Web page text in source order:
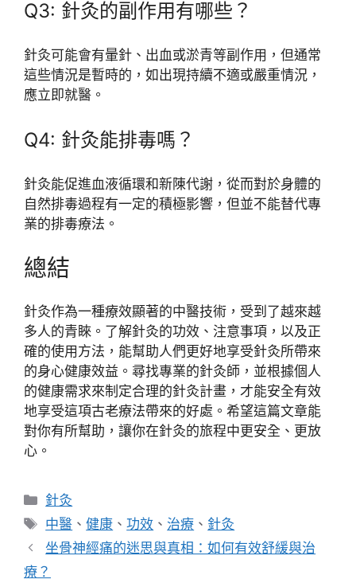
Q3: 針灸的副作用有哪些？
針灸可能會有暈針、出血或淤青等副作用，但通常
這些情況是暫時的，如出現持續不適或嚴重情況，
應立即就醫。
Q4: 針灸能排毒嗎？
針灸能促進血液循環和新陳代謝，從而對於身體的
自然排毒過程有一定的積極影響，但並不能替代專
業的排毒療法。
總結
針灸作為一種療效顯著的中醫技術，受到了越來越
多人的青睞。了解針灸的功效、注意事項，以及正
確的使用方法，能幫助人們更好地享受針灸所帶來
的身心健康效益。尋找專業的針灸師，並根據個人
的健康需求來制定合理的針灸計畫，才能安全有效
地享受這項古老療法帶來的好處。希望這篇文章能
對你有所幫助，讓你在針灸的旅程中更安全、更放
心。
分
類
針灸
標
籤
中醫 、健康 、功效 、 治療 、 針灸
坐骨神經痛的迷思與真相：如何有效舒緩與治
療？